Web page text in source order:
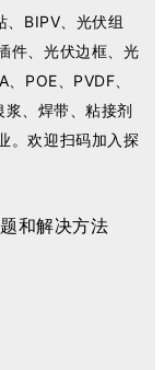
、BIPV、光伏组
件、光伏边框、光
POE、PVDF、
、焊带、粘接剂
。欢迎扫码加入探